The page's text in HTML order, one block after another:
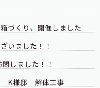
づくり〟開催しました
いました！！
しました！！
K様邸 解体工事